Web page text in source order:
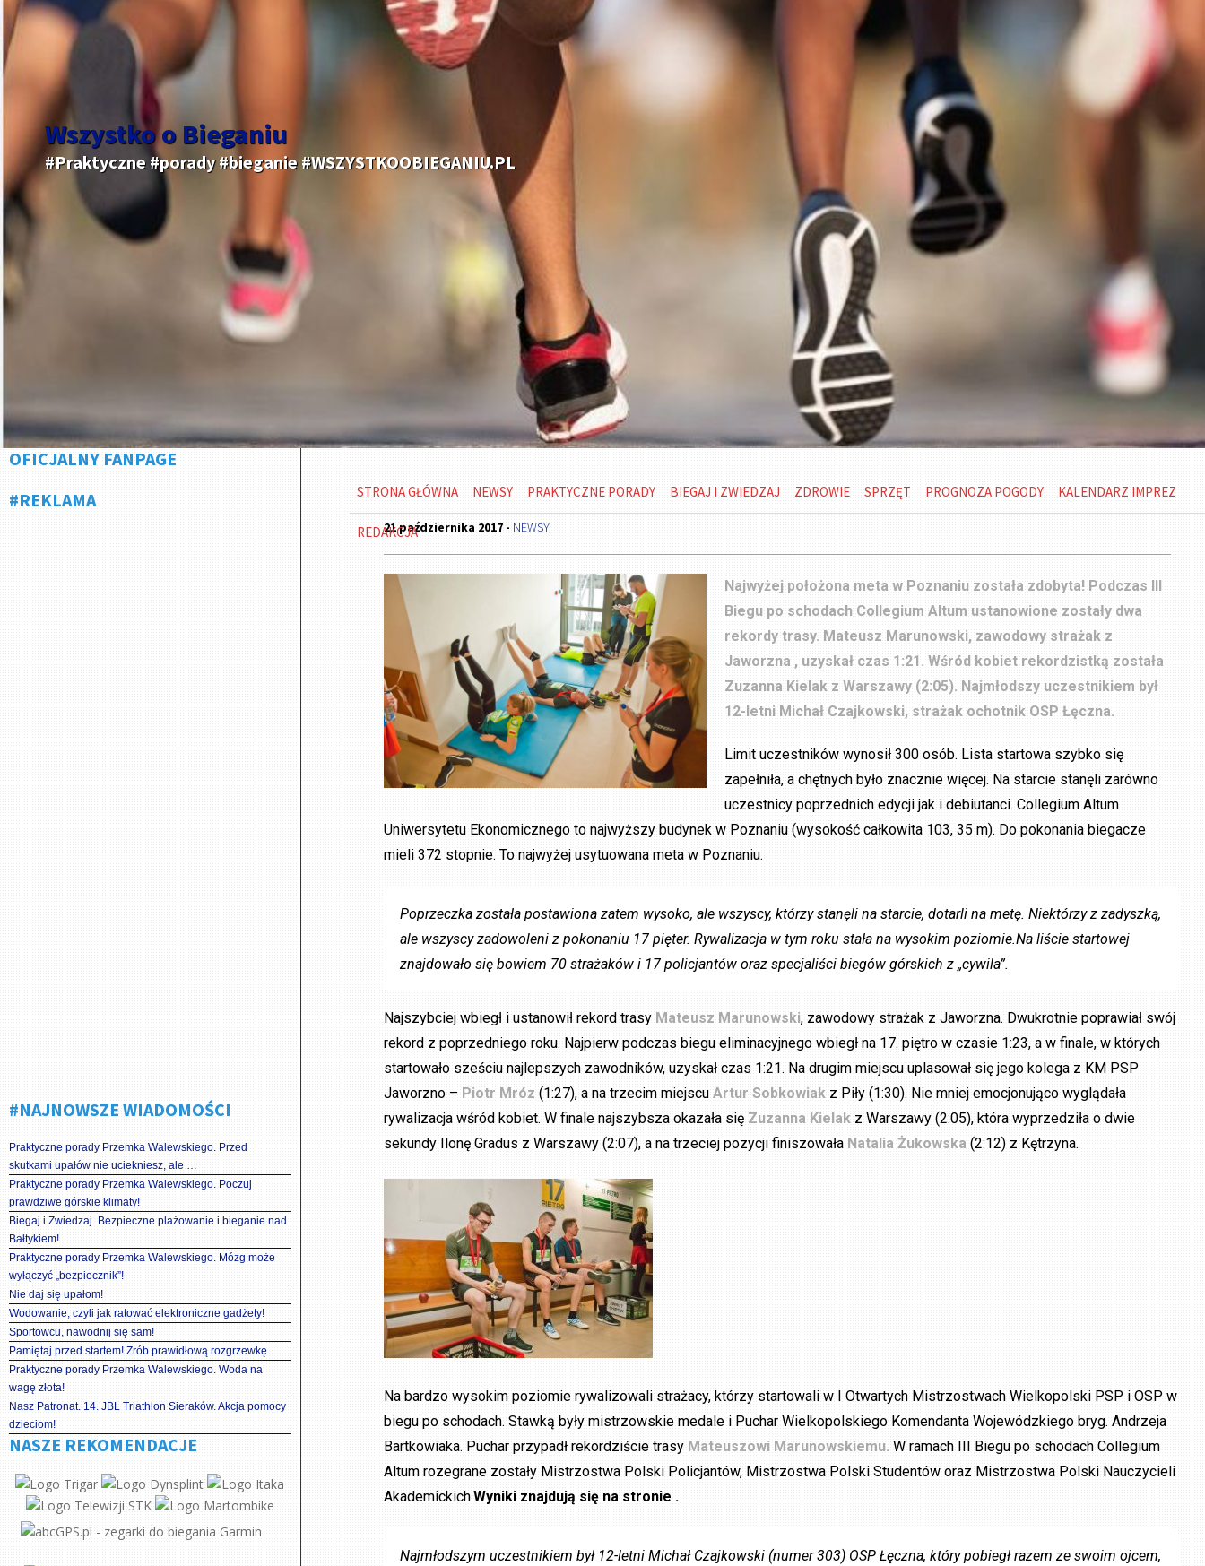
Wszystko o Bieganiu
#Praktyczne #porady #bieganie #WSZYSTKOOBIEGANIU.PL
OFICJALNY FANPAGE
#REKLAMA
#NAJNOWSZE WIADOMOŚCI
Praktyczne porady Przemka Walewskiego. Przed
skutkami upałów nie uciekniesz, ale …
Praktyczne porady Przemka Walewskiego. Poczuj
prawdziwe górskie klimaty!
Biegaj i Zwiedzaj. Bezpieczne plażowanie i bieganie nad
Bałtykiem!
Praktyczne porady Przemka Walewskiego. Mózg może
wyłączyć „bezpiecznik”!
Nie daj się upałom!
Wodowanie, czyli jak ratować elektroniczne gadżety!
Sportowcu, nawodnij się sam!
Pamiętaj przed startem! Zrób prawidłową rozgrzewkę.
Praktyczne porady Przemka Walewskiego. Woda na
wagę złota!
Nasz Patronat. 14. JBL Triathlon Sieraków. Akcja pomocy
dzieciom!
NASZE REKOMENDACJE
STRONA GŁÓWNA NEWSY PRAKTYCZNE PORADY BIEGAJ I ZWIEDZAJ ZDROWIE SPRZĘT PROGNOZA POGODY KALENDARZ IMPREZ
REDAKCJA
21 października 2017 - NEWSY
Najwyżej położona meta w Poznaniu została zdobyta! Podczas III
Biegu po schodach Collegium Altum ustanowione zostały dwa
rekordy trasy. Mateusz Marunowski, zawodowy strażak z
Jaworzna , uzyskał czas 1:21. Wśród kobiet rekordzistką została
Zuzanna Kielak z Warszawy (2:05). Najmłodszy uczestnikiem był
12-letni Michał Czajkowski, strażak ochotnik OSP Łęczna.
Limit uczestników wynosił 300 osób. Lista startowa szybko się
zapełniła, a chętnych było znacznie więcej. Na starcie stanęli zarówno
uczestnicy poprzednich edycji jak i debiutanci. Collegium Altum
Uniwersytetu Ekonomicznego to najwyższy budynek w Poznaniu (wysokość całkowita 103, 35 m). Do pokonania biegacze
mieli 372 stopnie. To najwyżej usytuowana meta w Poznaniu.
Poprzeczka została postawiona zatem wysoko, ale wszyscy, którzy stanęli na starcie, dotarli na metę. Niektórzy z zadyszką,
ale wszyscy zadowoleni z pokonaniu 17 pięter. Rywalizacja w tym roku stała na wysokim poziomie.Na liście startowej
znajdowało się bowiem 70 strażaków i 17 policjantów oraz specjaliści biegów górskich z „cywila”.
Najszybciej wbiegł i ustanowił rekord trasy Mateusz Marunowski, zawodowy strażak z Jaworzna. Dwukrotnie poprawiał swój
rekord z poprzedniego roku. Najpierw podczas biegu eliminacyjnego wbiegł na 17. piętro w czasie 1:23, a w finale, w których
startowało sześciu najlepszych zawodników, uzyskał czas 1:21. Na drugim miejscu uplasował się jego kolega z KM PSP
Jaworzno – Piotr Mróz (1:27), a na trzecim miejscu Artur Sobkowiakz Piły (1:30). Nie mniej emocjonująco wyglądała
rywalizacja wśród kobiet. W finale najszybsza okazała się Zuzanna Kielakz Warszawy (2:05), która wyprzedziła o dwie
sekundy Ilonę Gradus z Warszawy (2:07), a na trzeciej pozycji finiszowała Natalia Żukowska (2:12) z Kętrzyna.
Na bardzo wysokim poziomie rywalizowali strażacy, którzy startowali w I Otwartych Mistrzostwach Wielkopolski PSP i OSP w
biegu po schodach. Stawką były mistrzowskie medale i Puchar Wielkopolskiego Komendanta Wojewódzkiego bryg. Andrzeja
Bartkowiaka. Puchar przypadł rekordziście trasy Mateuszowi Marunowskiemu. W ramach III Biegu po schodach Collegium
Altum rozegrane zostały Mistrzostwa Polski Policjantów, Mistrzostwa Polski Studentów oraz Mistrzostwa Polski Nauczycieli
Akademickich.Wyniki znajdują się na stronie .
Najmłodszym uczestnikiem był 12-letni Michał Czajkowski (numer 303) OSP Łęczna, który pobiegł razem ze swoim ojcem,